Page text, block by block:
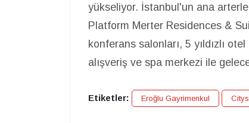
yükseliyor. İstanbul'un ana
Platform Merter Residences &
konferans salonları, 5 yıldızlı
alışveriş ve spa merkezi ile
Etiketler: Eroğlu Gayrimenkul